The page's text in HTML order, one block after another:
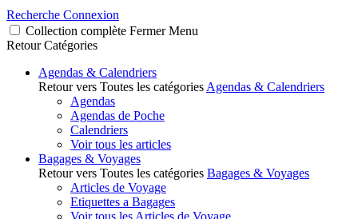
Recherche Connexion
Collection complète Fermer Menu
Retour Catégories
Agendas & Calendriers
Retour vers Toutes les catégories Agendas & Calendriers
Agendas
Agendas de Poche
Calendriers
Voir tous les articles
Bagages & Voyages
Retour vers Toutes les catégories Bagages & Voyages
Articles de Voyage
Etiquettes a Bagages
Voir tous les Articles de Voyage